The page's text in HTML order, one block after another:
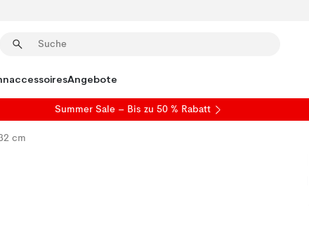
Angebote
Summer Sale – Bis zu 50 % Rabatt
cm